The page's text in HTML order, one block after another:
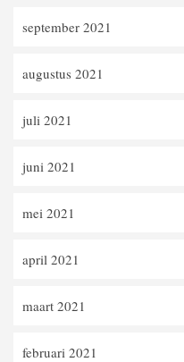
september 2021
augustus 2021
juli 2021
juni 2021
mei 2021
april 2021
maart 2021
februari 2021